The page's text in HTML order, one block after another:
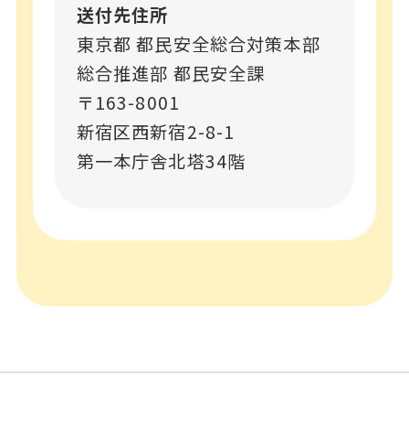
送付先住所
東京都 都民安全総合対策本部
総合推進部 都民安全課
〒163-8001
新宿区西新宿2-8-1
第一本庁舎北塔34階